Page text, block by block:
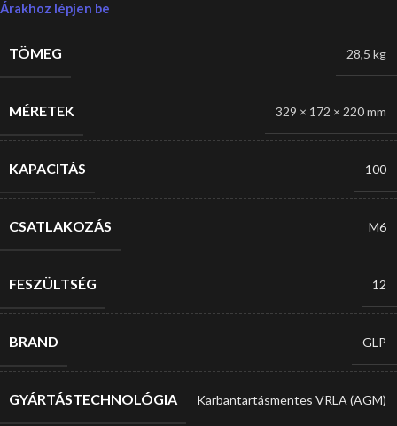
Árakhoz lépjen be
TÖMEG 28,5 kg
MÉRETEK 329 × 172 × 220 mm
KAPACITÁS 100
CSATLAKOZÁS M6
FESZÜLTSÉG 12
BRAND GLP
GYÁRTÁSTECHNOLÓGIA Karbantartásmentes VRLA (AGM)